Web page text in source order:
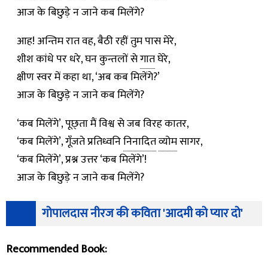
आज के बिछुड़े न जाने कब मिलेंगे?
आह! अन्तिम रात वह, बैठी रहीं तुम पास मेरे,
शीश कांधे पर धरे, घन कुन्तलों सेगातघेरे,
क्षीण स्वर में कहा था, ‘अब कब मिलेंगे?’
आज के बिछुड़े न जाने कब मिलेंगे?
‘कब मिलेंगे’, पूछ्ता मैं विश्व से जब विरह कातर,
‘कब मिलेंगे’, गूँजते प्रतिध्वनिनिनादितव्योमसागर,
‘कब मिलेंगे’, प्रश्न उत्तर ‘कब मिलेंगे’!
आज के बिछुड़े न जाने कब मिलेंगे?
गोपालदास नीरज की कविता 'आदमी को प्यार दो'
Recommended Book: